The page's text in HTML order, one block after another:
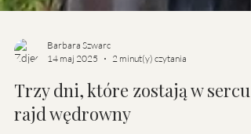
Barbara Szwarc
14 maj 2025
2 minut(y) czytania